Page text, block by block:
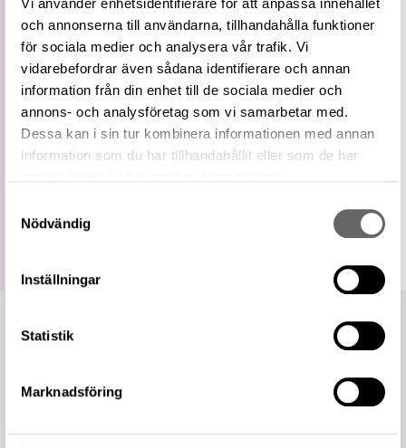
Vi använder enhetsidentifierare för att anpassa innehållet
och annonserna till användarna, tillhandahålla funktioner
för sociala medier och analysera vår trafik. Vi
vidarebefordrar även sådana identifierare och annan
information från din enhet till de sociala medier och
annons- och analysföretag som vi samarbetar med.
Dessa kan i sin tur kombinera informationen med annan
information som du har tillhandahållit eller som de har
Nödvändig
Inställningar
Statistik
Marknadsföring
Vidare
term
Broderi
Relaterade
föremål
Visa 1 relaterat föremål
URI
https://samlingar.shm.se/term/f0b6ed97-
4469-4499-af03-ed56d29b8728
Kopiera URI
Mer information om licenser hos Statens historiska museer.